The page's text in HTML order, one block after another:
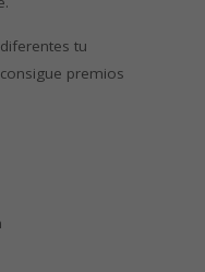
tu
premios